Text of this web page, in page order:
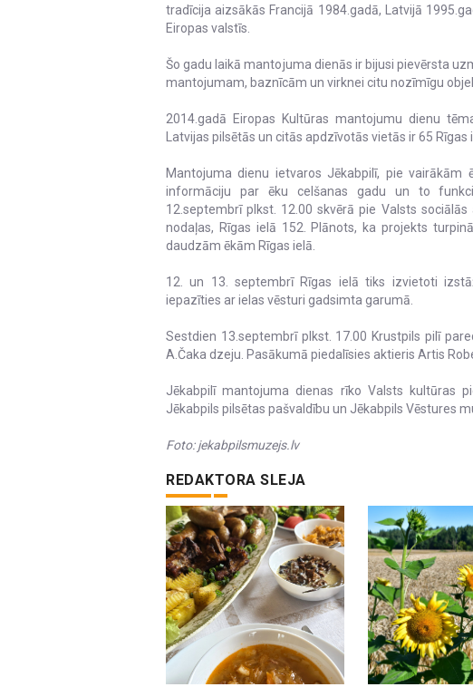
tradīcija aizsākās Francijā 1984.gadā, Latvijā
Eiropas valstīs.
Šo gadu laikā mantojuma dienās ir bijusi pievērsta
mantojumam, baznīcām un virknei citu nozīmīgu
2014.gadā Eiropas Kultūras mantojumu dienu
Latvijas pilsētās un citās apdzīvotās vietās ir 65 Rīgas
Mantojuma dienu ietvaros Jēkabpilī, pie
informāciju par ēku celšanas gadu un to
12.septembrī plkst. 12.00 skvērā pie Valsts
nodaļas, Rīgas ielā 152. Plānots, ka projekts
daudzām ēkām Rīgas ielā.
12. un 13. septembrī Rīgas ielā tiks izvietoti
iepazīties ar ielas vēsturi gadsimta garumā.
Sestdien 13.septembrī plkst. 17.00 Krustpils pilī
A.Čaka dzeju. Pasākumā piedalīsies aktieris Artis
Jēkabpilī mantojuma dienas rīko Valsts kultūras
Jēkabpils pilsētas pašvaldību un Jēkabpils Vēstures
Foto: jekabpilsmuzejs.lv
REDAKTORA SLEJA